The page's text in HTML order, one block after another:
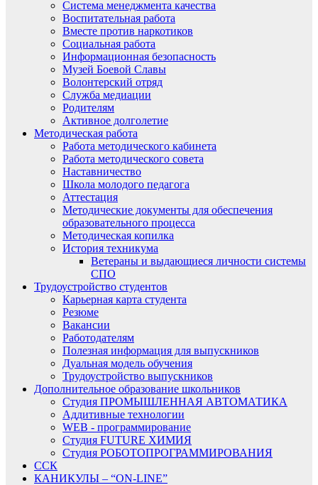
Система менеджмента качества
Воспитательная работа
Вместе против наркотиков
Социальная работа
Информационная безопасность
Музей Боевой Славы
Волонтерский отряд
Служба медиации
Родителям
Активное долголетие
Методическая работа
Работа методического кабинета
Работа методического совета
Наставничество
Школа молодого педагога
Аттестация
Методические документы для обеспечения
образовательного процесса
Методическая копилка
История техникума
Ветераны и выдающиеся личности системы
СПО
Трудоустройство студентов
Карьерная карта студента
Резюме
Вакансии
Работодателям
Полезная информация для выпускников
Дуальная модель обучения
Трудоустройство выпускников
Дополнительное образование школьников
Студия ПРОМЫШЛЕННАЯ АВТОМАТИКА
Аддитивные технологии
WEB - программирование
Студия FUTURE ХИМИЯ
Студия РОБОТОПРОГРАММИРОВАНИЯ
ССК
КАНИКУЛЫ – “ON-LINE”